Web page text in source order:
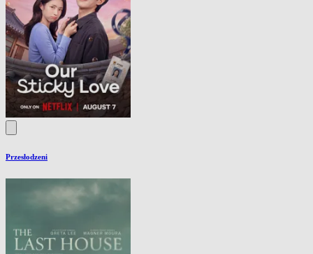
Przesłodzeni